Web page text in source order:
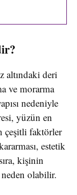
altındaki deri
ve morarma
nedeniyle
yüzün en
çeşitli faktörler
estetik
kişinin
olabilir.